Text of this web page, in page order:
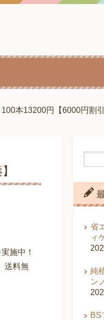
本13200円【6000円割
施中！
送料無
省
ィ
純
ン
BS